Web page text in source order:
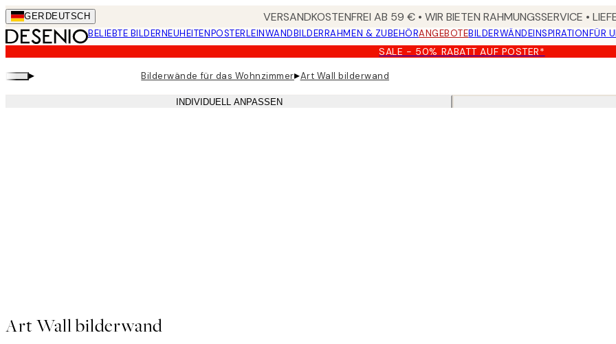
Skip
to
main
content.
GER DEUTSCH VERSANDKOSTENFREI AB 59 € • WIR BIETEN RAHMUNGSSERVICE •
BELIEBTE BILDERNEUHEITENPOSTERLEINWANDBILDERRAHMEN & ZUBEHÖRANGEBOTEBILDERWÄNDEINSPIRATIONFÜR
SALE - 50% RABATT AUF POSTER*
▸ Bilderwände für das Wohnzimmer▸Art Wall bilderwand
INDIVIDUELL ANPASSEN
Art Wall bilderwand